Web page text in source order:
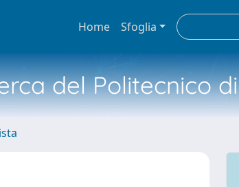
Home Sfoglia
del Politecnico